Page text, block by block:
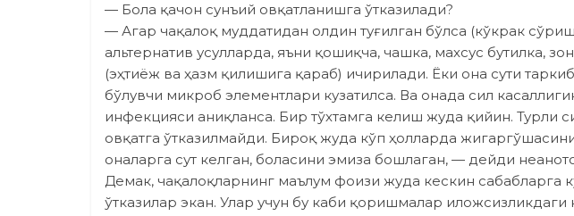
— Бола қачон сунъий овқатланишга ўтказилади?
— Агар чақалоқ муддатидан олдин туғилган бўлса (кўкрак
альтернатив усулларда, яъни қошиқча, чашка, махсус бутилка,
(эҳтиёж ва ҳазм қилишига қараб) ичирилади. Ёки она сути
бўлувчи микроб элементлари кузатилса. Ва онада сил
инфекцияси аниқланса. Бир тўхтамга келиш жуда қийин. Турли
овқатга ўтказилмайди. Бироқ жуда кўп ҳолларда
оналарга сут келган, боласини эмиза бошлаган, — дейди
Демак, чақалоқларнинг маълум фоизи жуда кескин сабабларга
ўтказилар экан. Улар учун бу каби қоришмалар